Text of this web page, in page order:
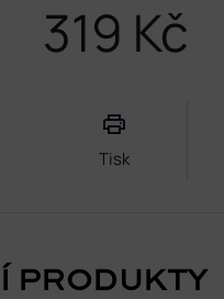
319 Kč
Tisk
PRODUKTY